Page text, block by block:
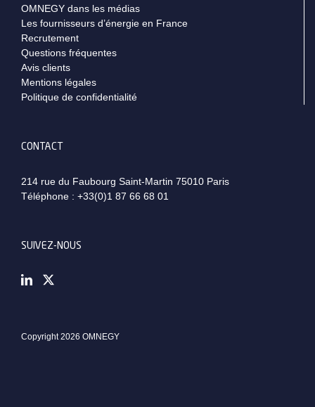
OMNEGY dans les médias
Les fournisseurs d’énergie en France
Recrutement
Questions fréquentes
Avis clients
Mentions légales
Politique de confidentialité
CONTACT
214 rue du Faubourg Saint-Martin 75010 Paris
Téléphone : +33(0)1 87 66 68 01
SUIVEZ-NOUS
Copyright 2026 OMNEGY